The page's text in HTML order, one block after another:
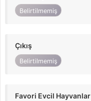
Belirtilmemiş
Çıkış
Belirtilmemiş
Favori Evcil Hayvanlar